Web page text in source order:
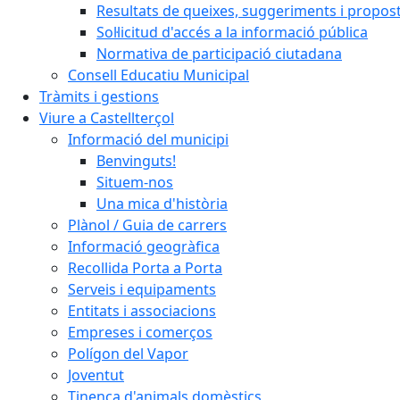
Resultats de queixes, suggeriments i
Sol·licitud d'accés a la informació pública
Normativa de participació ciutadana
Consell Educatiu Municipal
Tràmits i gestions
Viure a Castellterçol
Informació del municipi
Benvinguts!
Situem-nos
Una mica d'història
Plànol / Guia de carrers
Informació geogràfica
Recollida Porta a Porta
Serveis i equipaments
Entitats i associacions
Empreses i comerços
Polígon del Vapor
Joventut